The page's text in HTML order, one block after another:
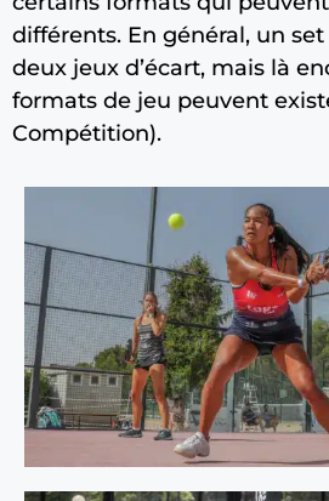
différents. En général, un
deux jeux d’écart, mais là
formats de jeu peuvent
Compétition).